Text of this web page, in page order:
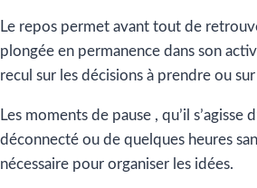
Le repos permet avant tout de
plongée en permanence dans son
recul sur les décisions à prendre ou
Les moments de pause , qu’il s’agisse
déconnecté ou de quelques heures
nécessaire pour organiser les idées.